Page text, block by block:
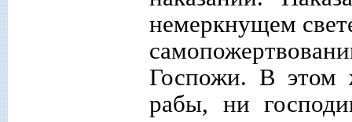
немеркнущем
Госпожи. В этом
рабы, ни